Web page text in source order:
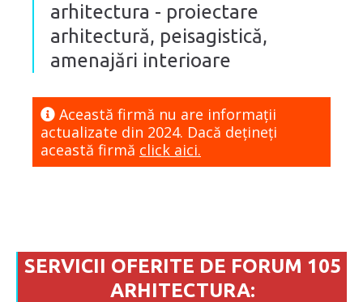
arhitectura - proiectare
arhitectură, peisagistică,
amenajări interioare
Această firmă nu are informaţii
actualizate din 2024. Dacă dețineți
această firmă click aici.
SERVICII OFERITE DE FORUM 105
ARHITECTURA: